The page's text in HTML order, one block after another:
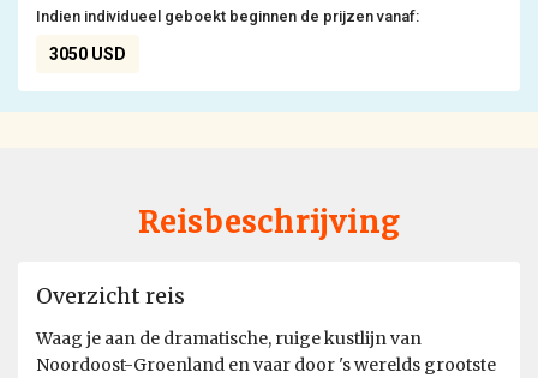
Indien individueel geboekt beginnen de prijzen vanaf:
3050 USD
Reisbeschrijving
Overzicht reis
Waag je aan de dramatische, ruige kustlijn van
Noordoost-Groenland en vaar door 's werelds grootste